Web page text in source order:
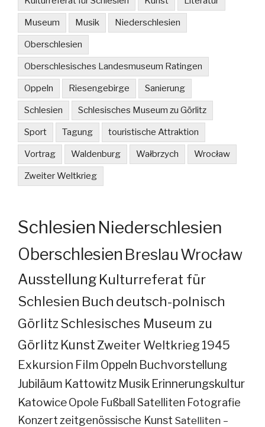
Museum Musik Niederschlesien
Oberschlesien
Oberschlesisches Landesmuseum Ratingen
Oppeln Riesengebirge Sanierung
Schlesien Schlesisches Museum zu Görlitz
Sport Tagung touristische Attraktion
Vortrag Waldenburg Wałbrzych Wrocław
Zweiter Weltkrieg
Schlesien Niederschlesien
Oberschlesien Breslau Wrocław
Ausstellung Kulturreferat für
Schlesien Buch deutsch-polnisch
GörlitzSchlesisches Museum zu
Görlitz KunstZweiter Weltkrieg 1945
Exkursion Film Oppeln Buchvorstellung
Jubiläum Kattowitz Musik Erinnerungskultur
KatowiceOpole FußballSatelliten Fotografie
Konzertzeitgenössische Kunst Satelliten –